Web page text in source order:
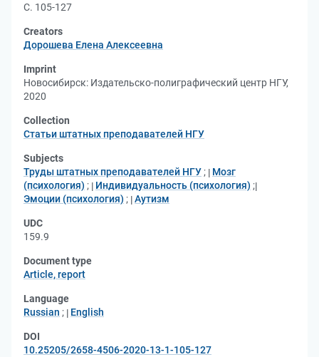
С. 105-127
Creators
Дорошева Елена Алексеевна
Imprint
Новосибирск: Издательско-полиграфический центр НГУ,
2020
Collection
Статьи штатных преподавателей НГУ
Subjects
Труды штатных преподавателей НГУ ;
Мозг
(психология) ; Индивидуальность (психология) ;
Эмоции (психология) ; Аутизм
UDC
159.9
Document type
Article, report
Language
Russian ; English
DOI
10.25205/2658-4506-2020-13-1-105-127